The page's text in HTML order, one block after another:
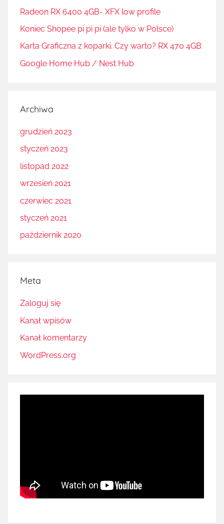
Radeon RX 6400 4GB- XFX low profile
Koniec Shopee pi pi pi (ale tylko w Polsce)
Karta Graficzna z koparki. Czy warto? RX 470 4GB
Google Home Hub / Nest Hub
Archiwa
grudzień 2023
styczeń 2023
listopad 2022
wrzesień 2021
czerwiec 2021
styczeń 2021
październik 2020
Meta
Zaloguj się
Kanał wpisów
Kanał komentarzy
WordPress.org